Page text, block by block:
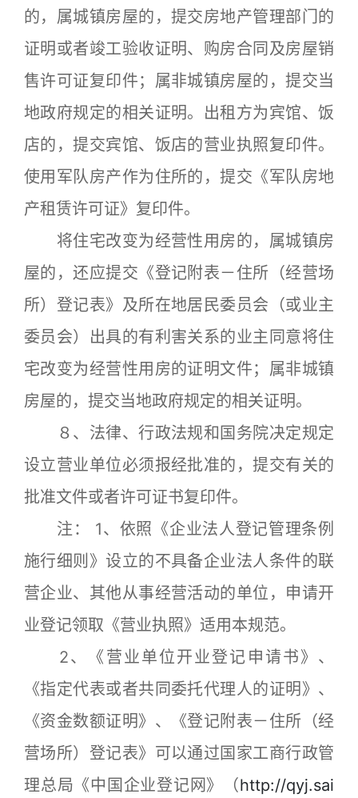
的，属城镇房屋的，提交房地产管理部门的
证明或者竣工验收证明、购房合同及房屋销
售许可证复印件；属非城镇房屋的，提交当
地政府规定的相关证明。出租方为宾馆、饭
店的，提交宾馆、饭店的营业执照复印件。
使用军队房产作为住所的，提交《军队房地
产租赁许可证》复印件。
将住宅改变为经营性用房的，属城镇房
屋的，还应提交《登记附表－住所（经营场
所）登记表》及所在地居民委员会（或业主
委员会）出具的有利害关系的业主同意将住
宅改变为经营性用房的证明文件；属非城镇
房屋的，提交当地政府规定的相关证明。
８、法律、行政法规和国务院决定规定
设立营业单位必须报经批准的，提交有关的
批准文件或者许可证书复印件。
注： 1、依照《企业法人登记管理条例
施行细则》设立的不具备企业法人条件的联
营企业、其他从事经营活动的单位，申请开
业登记领取《营业执照》适用本规范。
2、《营业单位开业登记申请书》、
《指定代表或者共同委托代理人的证明》、
《资金数额证明》、《登记附表－住所（经
营场所）登记表》可以通过国家工商行政管
理总局《中国企业登记网》（http://qyj.sai